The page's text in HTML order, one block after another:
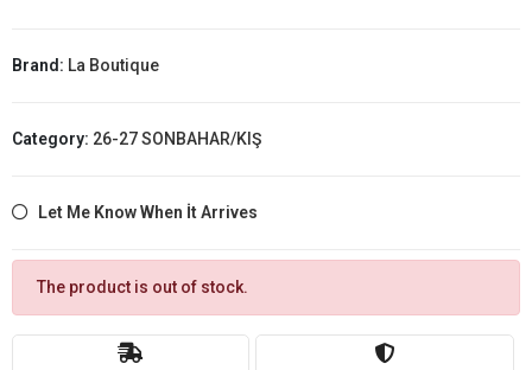
Brand: La Boutique
Category: 26-27 SONBAHAR/KIŞ
Let Me Know When İt Arrives
The product is out of stock.